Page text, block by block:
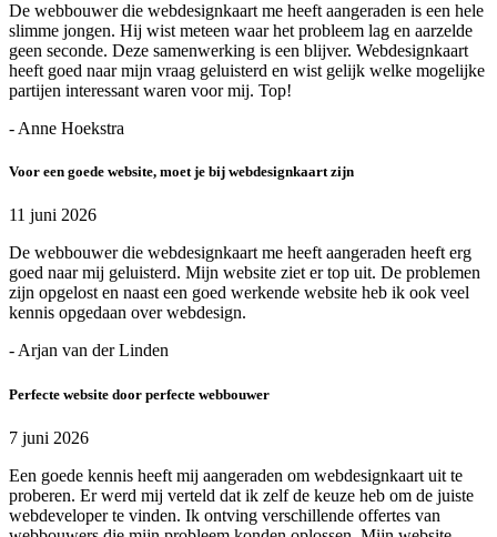
De webbouwer die webdesignkaart me heeft aangeraden is een hele
slimme jongen. Hij wist meteen waar het probleem lag en aarzelde
geen seconde. Deze samenwerking is een blijver. Webdesignkaart
heeft goed naar mijn vraag geluisterd en wist gelijk welke mogelijke
partijen interessant waren voor mij. Top!
- Anne Hoekstra
Voor een goede website, moet je bij webdesignkaart zijn
11 juni 2026
De webbouwer die webdesignkaart me heeft aangeraden heeft erg
goed naar mij geluisterd. Mijn website ziet er top uit. De problemen
zijn opgelost en naast een goed werkende website heb ik ook veel
kennis opgedaan over webdesign.
- Arjan van der Linden
Perfecte website door perfecte webbouwer
7 juni 2026
Een goede kennis heeft mij aangeraden om webdesignkaart uit te
proberen. Er werd mij verteld dat ik zelf de keuze heb om de juiste
webdeveloper te vinden. Ik ontving verschillende offertes van